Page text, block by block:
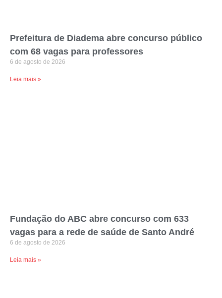
Prefeitura de Diadema abre concurso público
com 68 vagas para professores
6 de agosto de 2026
Leia mais »
Fundação do ABC abre concurso com 633
vagas para a rede de saúde de Santo André
6 de agosto de 2026
Leia mais »